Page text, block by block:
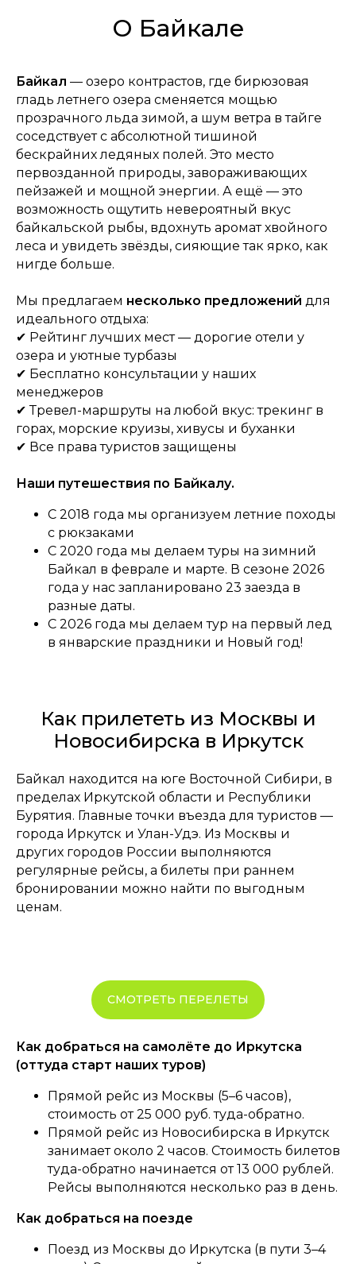
О Байкале
Байкал — озеро контрастов, где бирюзовая
гладь летнего озера сменяется мощью
прозрачного льда зимой, а шум ветра в тайге
соседствует с абсолютной тишиной
бескрайних ледяных полей. Это место
первозданной природы, завораживающих
пейзажей и мощной энергии. А ещё — это
возможность ощутить невероятный вкус
байкальской рыбы, вдохнуть аромат хвойного
леса и увидеть звёзды, сияющие так ярко, как
нигде больше.
Мы предлагаем несколько предложений для
идеального отдыха:
✔ Рейтинг лучших мест — дорогие отели у
озера и уютные турбазы
✔ Бесплатно консультации у наших
менеджеров
✔ Тревел-маршруты на любой вкус: трекинг в
горах, морские круизы, хивусы и буханки
✔ Все права туристов защищены
Наши путешествия по Байкалу.
С 2018 года мы организуем летние походы
с рюкзаками
С 2020 года мы делаем туры на зимний
Байкал в феврале и марте. В сезоне 2026
года у нас запланировано 23 заезда в
разные даты.
С 2026 года мы делаем тур на первый лед
в январские праздники и Новый год!
Как прилететь из Москвы и
Новосибирска в Иркутск
Байкал находится на юге Восточной Сибири, в
пределах Иркутской области и Республики
Бурятия. Главные точки въезда для туристов —
города Иркутск и Улан-Удэ. Из Москвы и
других городов России выполняются
регулярные рейсы, а билеты при раннем
бронировании можно найти по выгодным
ценам.
СМОТРЕТЬ ПЕРЕЛЕТЫ
Как добраться на самолёте до Иркутска
(оттуда старт наших туров)
Прямой рейс из Москвы (5–6 часов),
стоимость от 25 000 руб. туда-обратно.
Прямой рейс из Новосибирска в Иркутск
занимает около 2 часов. Стоимость билетов
туда-обратно начинается от 13 000 рублей.
Рейсы выполняются несколько раз в день.
Как добраться на поезде
Поезд из Москвы до Иркутска (в пути 3–4